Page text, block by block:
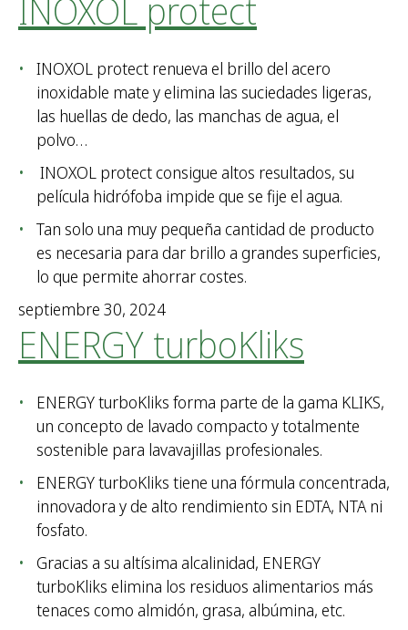
INOXOL protect
INOXOL protect renueva el brillo del acero
inoxidable mate y elimina las suciedades ligeras,
las huellas de dedo, las manchas de agua, el
polvo…
INOXOL protect consigue altos resultados, su
película hidrófoba impide que se fije el agua.
Tan solo una muy pequeña cantidad de producto
es necesaria para dar brillo a grandes superficies,
lo que permite ahorrar costes.
septiembre 30, 2024
ENERGY turboKliks
ENERGY turboKliks forma parte de la gama KLIKS,
un concepto de lavado compacto y totalmente
sostenible para lavavajillas profesionales.
ENERGY turboKliks tiene una fórmula concentrada,
innovadora y de alto rendimiento sin EDTA, NTA ni
fosfato.
Gracias a su altísima alcalinidad, ENERGY
turboKliks elimina los residuos alimentarios más
tenaces como almidón, grasa, albúmina, etc.